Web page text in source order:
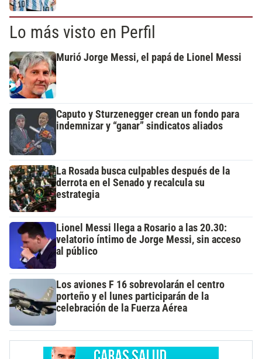
Lo más visto en Perfil
Murió Jorge Messi, el papá de Lionel Messi
Caputo y Sturzenegger crean un fondo para
indemnizar y “ganar” sindicatos aliados
La Rosada busca culpables después de la
derrota en el Senado y recalcula su
estrategia
Lionel Messi llega a Rosario a las 20.30:
velatorio íntimo de Jorge Messi, sin acceso
al público
Los aviones F 16 sobrevolarán el centro
porteño y el lunes participarán de la
celebración de la Fuerza Aérea